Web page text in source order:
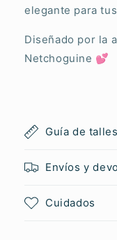
elegante para
Diseñado por la
Netchoguine 💕
Guía de talles
Envíos y
Cuidados